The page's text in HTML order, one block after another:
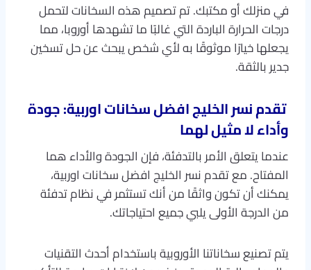
في منزلك أو مكتبك. تم تصميم هذه السخانات لتحمل
درجات الحرارة الباردة التي غالبًا ما تشهدها أوروبا، مما
يجعلها خيارًا موثوقًا به لأي شخص يبحث عن حل تسخين
جدير بالثقة.
تقدم نسر الخليج افضل سخانات اوربية: جودة
وأداء لا مثيل لهما
عندما يتعلق الأمر بالتدفئة، فإن الجودة والأداء هما
المفتاح. مع تقدم نسر الخليج افضل سخانات اوربية،
يمكنك أن تكون واثقًا من أنك تستثمر في نظام تدفئة
من الدرجة الأولى يلبي جميع احتياجاتك.
يتم تصنيع سخاناتنا الأوروبية باستخدام أحدث التقنيات